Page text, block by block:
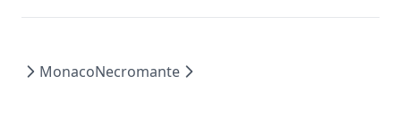
MonacoNecromante